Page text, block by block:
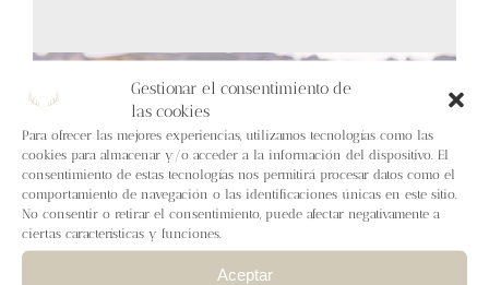
Gestionar el consentimiento de
las cookies
Para ofrecer las mejores experiencias, utilizamos tecnologías como las
cookies para almacenar y/o acceder a la información del dispositivo. El
consentimiento de estas tecnologías nos permitirá procesar datos como el
comportamiento de navegación o las identificaciones únicas en este sitio.
No consentir o retirar el consentimiento, puede afectar negativamente a
ciertas características y funciones.
Aceptar
Newsletter
Carrito
Mi cuenta